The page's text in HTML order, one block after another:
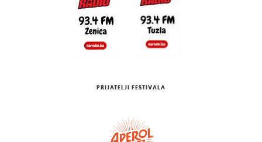
PRIJATELJI FESTIVALA